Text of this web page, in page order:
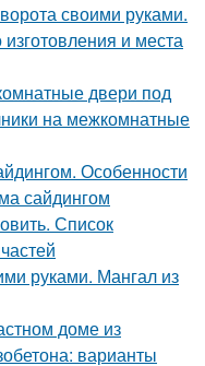
своими руками.
и места
двери под
на межкомнатные
Особенности
сайдингом
Список
руками. Мангал из
доме из
варианты